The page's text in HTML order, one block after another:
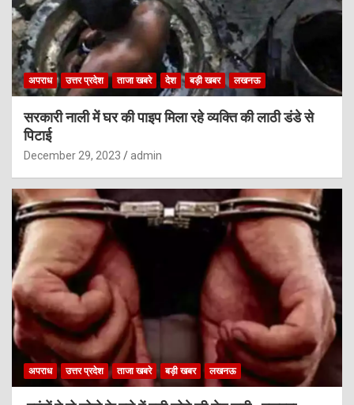
अपराध उत्तर प्रदेश ताजा खबरे देश बड़ी खबर लखनऊ
सरकारी नाली में घर की पाइप मिला रहे व्यक्ति की लाठी डंडे से
पिटाई
December 29, 2023 admin
अपराध उत्तर प्रदेश ताजा खबरे बड़ी खबर लखनऊ